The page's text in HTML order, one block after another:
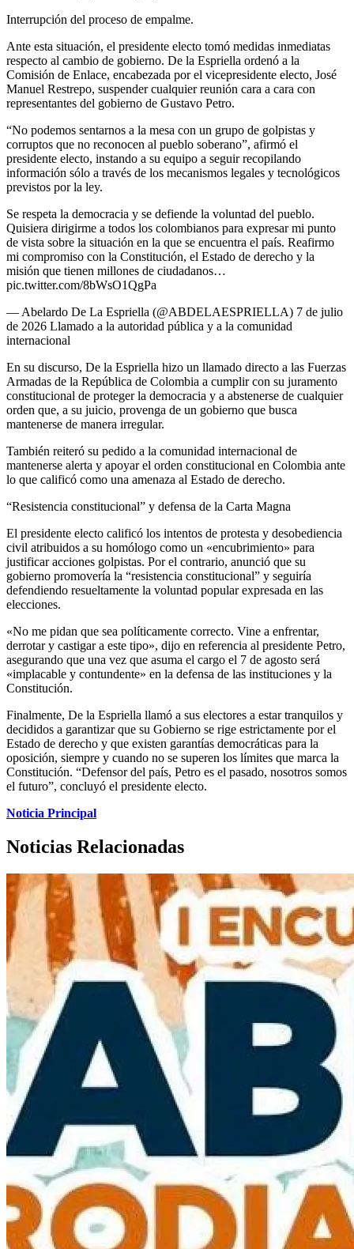
Interrupción del proceso de empalme.
Ante esta situación, el presidente electo tomó medidas inmediatas
respecto al cambio de gobierno. De la Espriella ordenó a la
Comisión de Enlace, encabezada por el vicepresidente electo, José
Manuel Restrepo, suspender cualquier reunión cara a cara con
representantes del gobierno de Gustavo Petro.
“No podemos sentarnos a la mesa con un grupo de golpistas y
corruptos que no reconocen al pueblo soberano”, afirmó el
presidente electo, instando a su equipo a seguir recopilando
información sólo a través de los mecanismos legales y tecnológicos
previstos por la ley.
Se respeta la democracia y se defiende la voluntad del pueblo.
Quisiera dirigirme a todos los colombianos para expresar mi punto
de vista sobre la situación en la que se encuentra el país. Reafirmo
mi compromiso con la Constitución, el Estado de derecho y la
misión que tienen millones de ciudadanos…
pic.twitter.com/8bWsO1QgPa
— Abelardo De La Espriella (@ABDELAESPRIELLA) 7 de julio
de 2026 Llamado a la autoridad pública y a la comunidad
internacional
En su discurso, De la Espriella hizo un llamado directo a las Fuerzas
Armadas de la República de Colombia a cumplir con su juramento
constitucional de proteger la democracia y a abstenerse de cualquier
orden que, a su juicio, provenga de un gobierno que busca
mantenerse de manera irregular.
También reiteró su pedido a la comunidad internacional de
mantenerse alerta y apoyar el orden constitucional en Colombia ante
lo que calificó como una amenaza al Estado de derecho.
“Resistencia constitucional” y defensa de la Carta Magna
El presidente electo calificó los intentos de protesta y desobediencia
civil atribuidos a su homólogo como un «encubrimiento» para
justificar acciones golpistas. Por el contrario, anunció que su
gobierno promovería la “resistencia constitucional” y seguiría
defendiendo resueltamente la voluntad popular expresada en las
elecciones.
«No me pidan que sea políticamente correcto. Vine a enfrentar,
derrotar y castigar a este tipo», dijo en referencia al presidente Petro,
asegurando que una vez que asuma el cargo el 7 de agosto será
«implacable y contundente» en la defensa de las instituciones y la
Constitución.
Finalmente, De la Espriella llamó a sus electores a estar tranquilos y
decididos a garantizar que su Gobierno se rige estrictamente por el
Estado de derecho y que existen garantías democráticas para la
oposición, siempre y cuando no se superen los límites que marca la
Constitución. “Defensor del país, Petro es el pasado, nosotros somos
el futuro”, concluyó el presidente electo.
Noticia Principal
Noticias Relacionadas